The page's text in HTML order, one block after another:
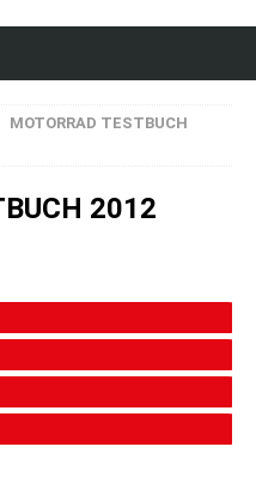
MOTORRAD TESTBUCH
2012